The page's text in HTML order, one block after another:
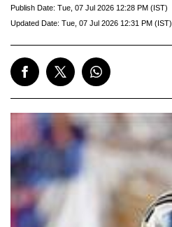
Publish Date: Tue, 07 Jul 2026 12:28 PM (IST)
Updated Date: Tue, 07 Jul 2026 12:31 PM (IST)